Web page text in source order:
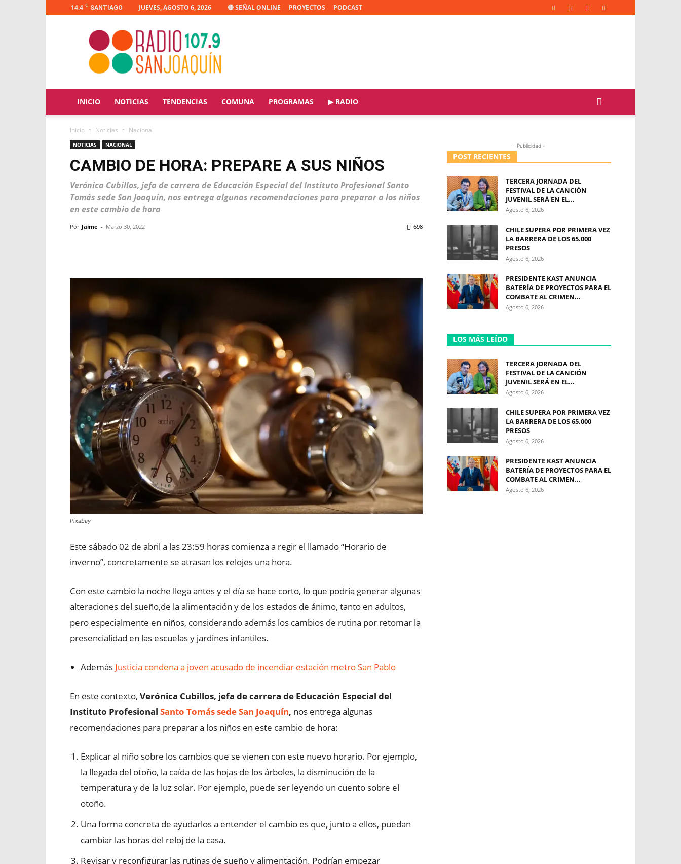
14.4 C SANTIAGO JUEVES, AGOSTO 6, 2026 🔴 SEÑAL ONLINE PROYECTOS PODCAST
Radio
Joaquín
INICIO NOTICIAS TENDENCIAS COMUNA PROGRAMAS ▶ RADIO
Inicio Noticias Nacional
NOTICIAS NACIONAL
CAMBIO DE HORA: PREPARE A SUS NIÑOS
Verónica Cubillos, jefa de carrera de Educación Especial del Instituto Profesional Santo
Tomás sede San Joaquín, nos entrega algunas recomendaciones para preparar a los niños
en este cambio de hora
Por Jaime - Marzo 30, 2022 698
Pixabay
Este sábado 02 de abril a las 23:59 horas comienza a regir el llamado “Horario de
inverno”, concretamente se atrasan los relojes una hora.
Con este cambio la noche llega antes y el día se hace corto, lo que podría generar algunas
alteraciones del sueño,de la alimentación y de los estados de ánimo, tanto en adultos,
pero especialmente en niños, considerando además los cambios de rutina por retomar la
presencialidad en las escuelas y jardines infantiles.
Además Justicia condena a joven acusado de incendiar estación metro San Pablo
En este contexto, Verónica Cubillos, jefa de carrera de Educación Especial del
Instituto Profesional Santo Tomás sede San Joaquín, nos entrega algunas
recomendaciones para preparar a los niños en este cambio de hora:
Explicar al niño sobre los cambios que se vienen con este nuevo horario. Por ejemplo,
la llegada del otoño, la caída de las hojas de los árboles, la disminución de la
temperatura y de la luz solar. Por ejemplo, puede ser leyendo un cuento sobre el
otoño.
Una forma concreta de ayudarlos a entender el cambio es que, junto a ellos, puedan
cambiar las horas del reloj de la casa.
Revisar y reconfigurar las rutinas de sueño y alimentación. Podrían empezar
- Publicidad -
POST RECIENTES
TERCERA JORNADA DEL
FESTIVAL DE LA CANCIÓN
JUVENIL SERÁ EN EL...
Agosto 6, 2026
CHILE SUPERA POR PRIMERA VEZ
LA BARRERA DE LOS 65.000
PRESOS
Agosto 6, 2026
PRESIDENTE KAST ANUNCIA
BATERÍA DE PROYECTOS PARA EL
COMBATE AL CRIMEN...
Agosto 6, 2026
LOS MÁS LEÍDO
TERCERA JORNADA DEL
FESTIVAL DE LA CANCIÓN
JUVENIL SERÁ EN EL...
Agosto 6, 2026
CHILE SUPERA POR PRIMERA VEZ
LA BARRERA DE LOS 65.000
PRESOS
Agosto 6, 2026
PRESIDENTE KAST ANUNCIA
BATERÍA DE PROYECTOS PARA EL
COMBATE AL CRIMEN...
Agosto 6, 2026